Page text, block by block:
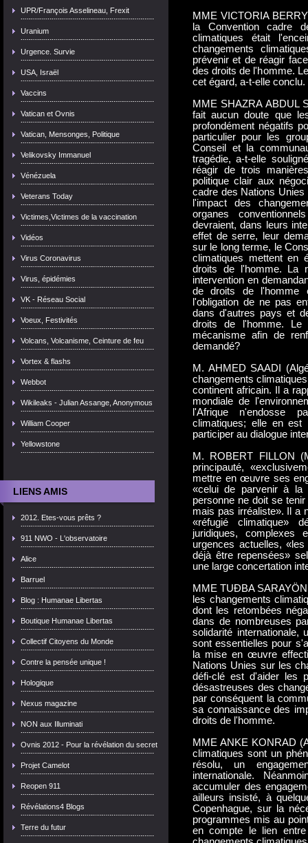
UPR/François Asselineau, Frexit
Uranium
Urgence. Survie
USA, Israël
Vaccins
Vatican et Ovnis
Vatican, Mensonges, Politique
Velikovsky Immanuel
Vénézuela
Veterans Today
Victimes,Victimes de la vaccination
Vidéos
Virus Coronavirus
Virus, épidémies
VK - Réseau Social
Voeux, Festivités
Volcans, Volcanisme, Ceinture de feu
Vortex & flashs
Webbot
Wikileaks - Julian Assange, Anonymous
William Cooper
Yellowstone
LIENS AMIS
2012. Etes-vous prêts ?
911 NWO - L'observatoire
Alice
Barruel
Blog : Humanae Libertas
Boutique Humanae Libertas
Collectif Citoyens du Monde
Contre la pensée unique !
Hologique
Nexus magazine
NON aux Illuminati
Ovnis 2012 - Pour la révélation du secret
Projet Camelot
Reopen 911
Révélations4 Blogs
Terre du futur
MME VICTORIA
la Convention cadre
climatiques était
changements
prévenir et de réagir
des droits de l'homme.
cet égard, a-t-elle conclu.
MME SHAZRA ABDUL
fait aucun doute que
profondément négatifs
particulier pour les
Conseil et la
tragédie, a-t-elle
réagir de trois
politique clair aux
cadre des Nations
l'impact des
organes
devraient, dans leurs
effet de serre, leur
sur le long terme, le
climatiques mettent en
droits de l'homme. La
intervention en
de droits de l'homme
l'obligation de ne pas
dans d'autres pays et
droits de l'homme. Le
mécanisme afin de
demandé?
M. AHMED SAADI
changements
continent africain. Il a
mondiale de
l'Afrique n'endosse
climatiques; elle en
participer au dialogue
M. ROBERT FILLON
principauté,
mettre en œuvre ses
«celui de parvenir à la
personne ne doit se
mais pas irréaliste». Il a
«réfugié climatique»
juridiques,
urgences actuelles,
déjà être repensées»
une large concertation
MME TUÐBA
les changements
dont les retombées
dans de nombreuses
solidarité internationale,
sont essentielles pour
la mise en œuvre
Nations Unies sur les
défi-clé est d'aider les
désastreuses des
par conséquent la
sa connaissance des
droits de l'homme.
MME ANKE KONRAD
climatiques sont un
résolu, un
internationale.
accumuler des
ailleurs insisté, à
Copenhague, sur la
programmes mis au
en compte le lien